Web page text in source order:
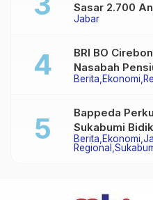
Jabar
Sasar 2.700
Berita Ekonomi
BRI BO
Nasabah
Terpadu,
Berita Ekonomi
Regional
Bappeda
Sukabumi
2026